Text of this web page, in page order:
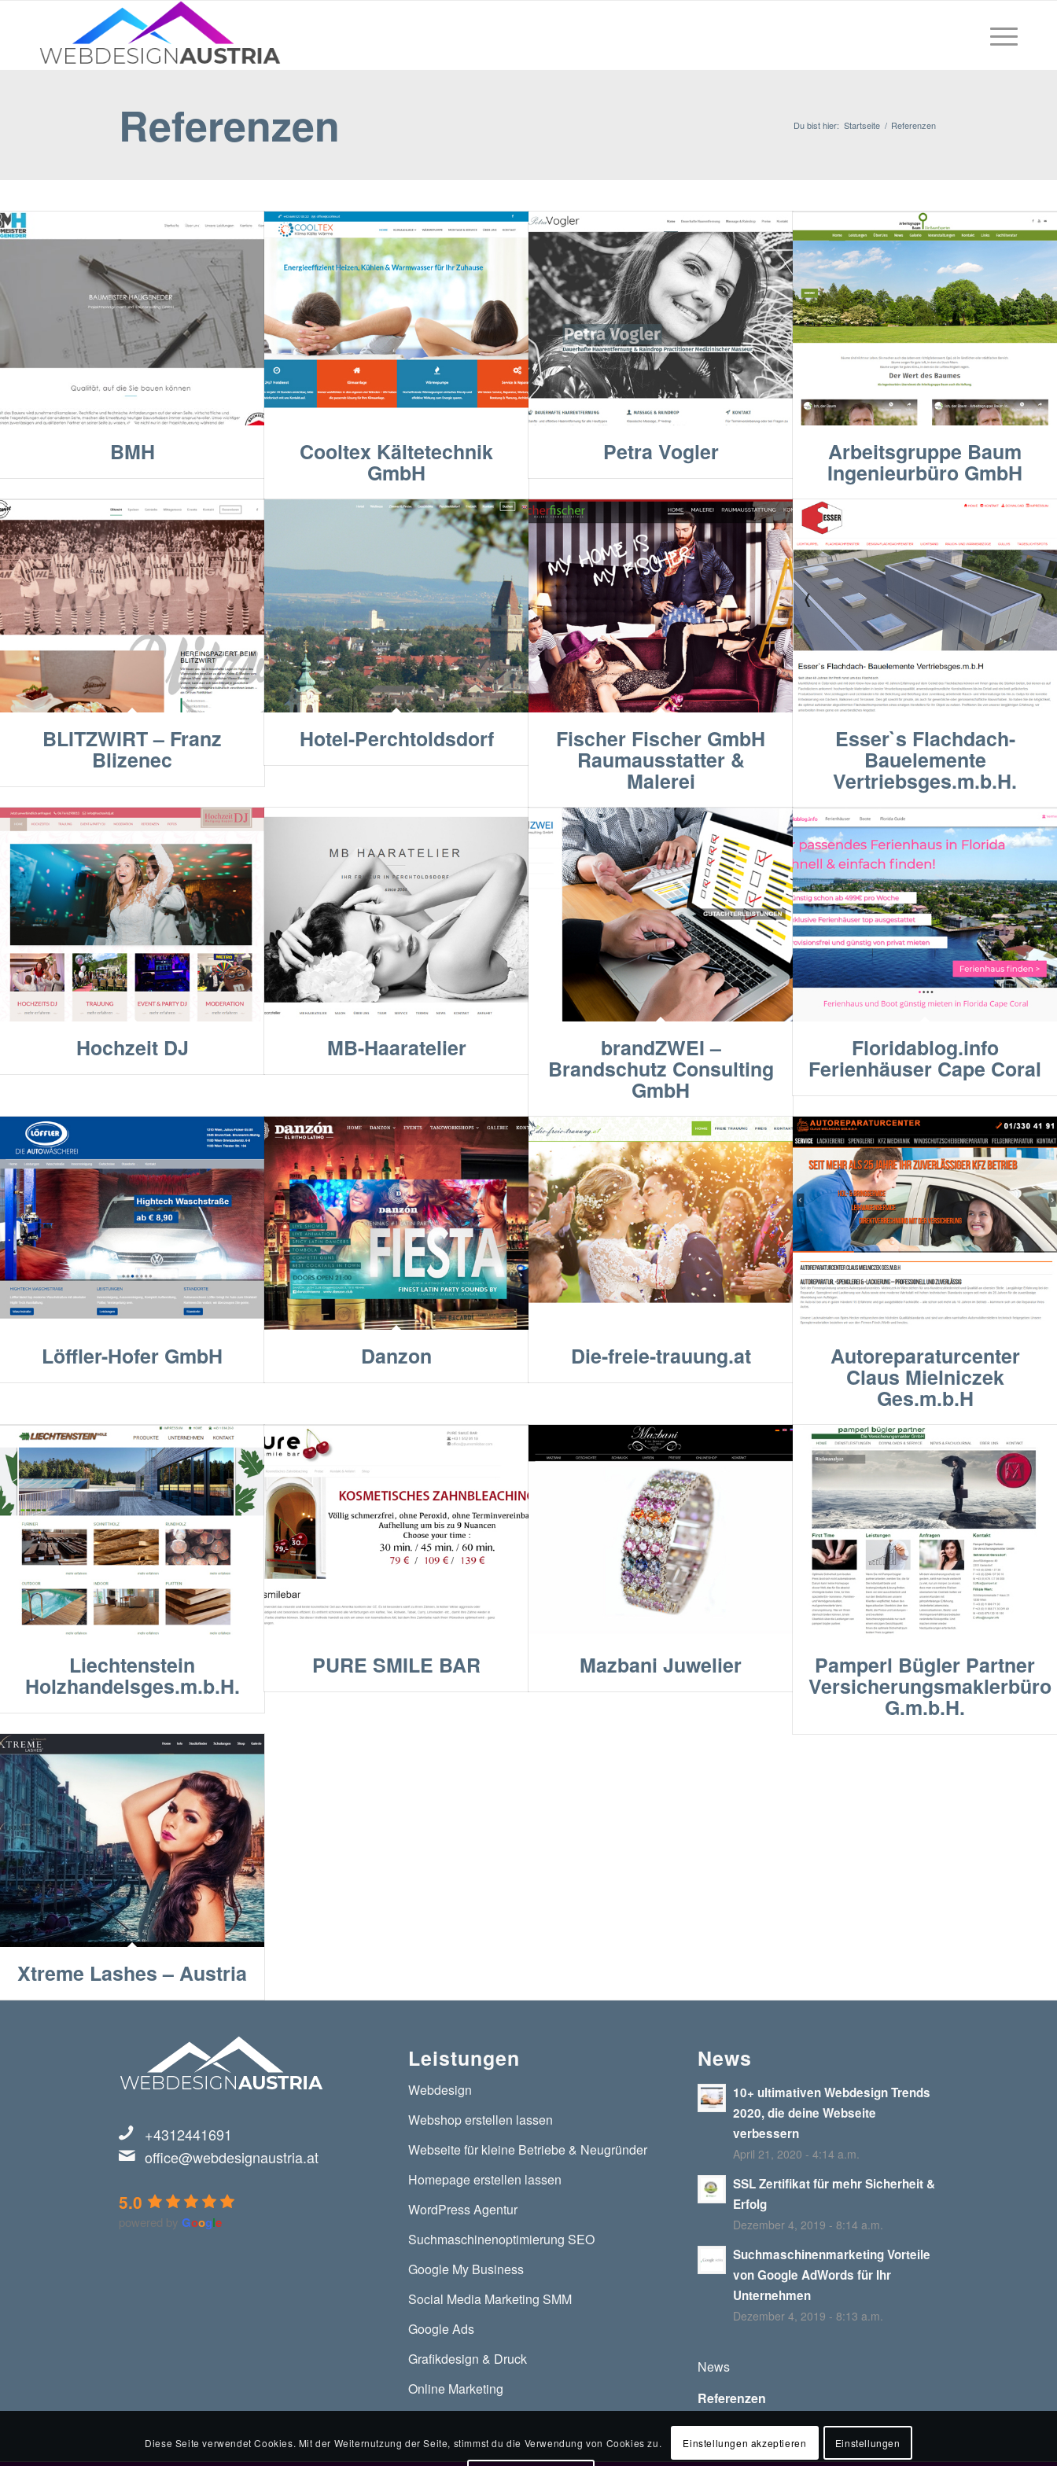
Referenzen Du bist hier: Startseite / Referenzen
BMH Cooltex Kältetechnik
GmbH
Petra Vogler Arbeitsgruppe Baum
Ingenieurbüro GmbH
BLITZWIRT – Franz
Blizenec
Hotel-Perchtoldsdorf Fischer Fischer GmbH
Raumausstatter &
Malerei
Esser`s Flachdach-
Bauelemente
Vertriebsges.m.b.H.
Hochzeit DJ MB-Haaratelier brandZWEI –
Brandschutz Consulting
GmbH
Floridablog.info
Ferienhäuser Cape Coral
Löffler-Hofer GmbH Danzon Die-freie-trauung.at Autoreparaturcenter
Claus Mielniczek
Ges.m.b.H
Liechtenstein
Holzhandelsges.m.b.H.
PURE SMILE BAR Mazbani Juwelier Pamperl Bügler Partner
Versicherungsmaklerbüro
G.m.b.H.
Xtreme Lashes – Austria
+4312441691
office@webdesignaustria.at
5.0
powered by Google
Leistungen
Webdesign
Webshop erstellen lassen
Webseite für kleine Betriebe & Neugründer
Homepage erstellen lassen
WordPress Agentur
Suchmaschinenoptimierung SEO
Google My Business
Social Media Marketing SMM
Google Ads
Grafikdesign & Druck
Online Marketing
News
10+ ultimativen Webdesign Trends
2020, die deine Webseite
verbessern
April 21, 2020 - 4:14 a.m.
SSL Zertifikat für mehr Sicherheit &
Erfolg
Dezember 4, 2019 - 8:14 a.m.
Suchmaschinenmarketing Vorteile
von Google AdWords für Ihr
Unternehmen
Dezember 4, 2019 - 8:13 a.m.
News
Referenzen
Diese Seite verwendet Cookies. Mit der Weiternutzung der Seite, stimmst du die Verwendung von Cookies zu. Einstellungen akzeptieren Einstellungen